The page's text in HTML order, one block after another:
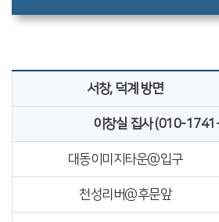
서창, 덕계 방면
이창실 집사 (010-
대동이미지타운@입구
천성리버@후문앞